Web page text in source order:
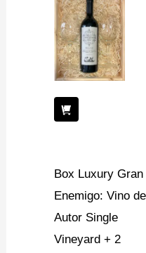
Box Luxury Gran
Enemigo: Vino de
Autor Single
Vineyard + 2